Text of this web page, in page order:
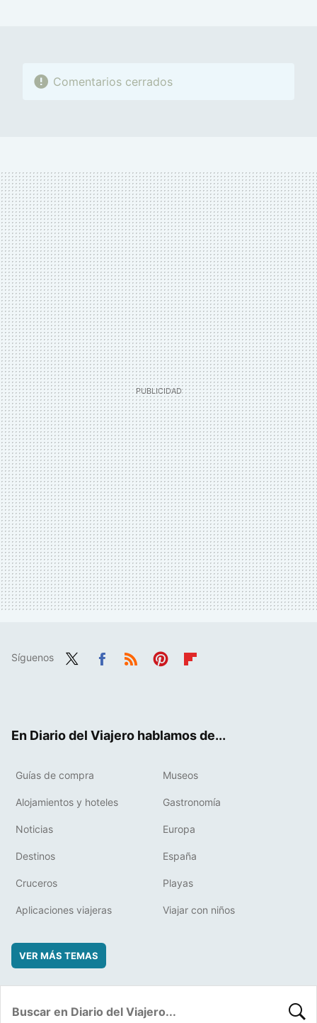
Comentarios cerrados
Síguenos
En Diario del Viajero hablamos de...
Guías de compra Museos
Alojamientos y hoteles Gastronomía
Noticias Europa
Destinos España
Cruceros Playas
Aplicaciones viajeras Viajar con niños
VER MÁS TEMAS